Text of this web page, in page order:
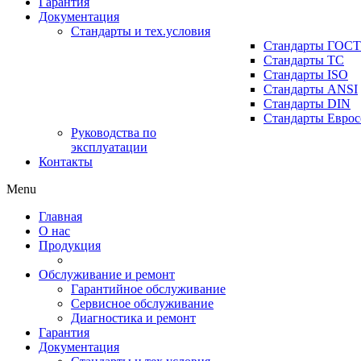
Документация
Стандарты и тех.условия
Стандарты ГОСТ
Стандарты ТС
Стандарты ISO
Стандарты ANSI
Стандарты DIN
Стандарты
Руководства по
эксплуатации
Контакты
Menu
Главная
О нас
Продукция
Обслуживание и ремонт
Гарантийное обслуживание
Сервисное обслуживание
Диагностика и ремонт
Гарантия
Документация